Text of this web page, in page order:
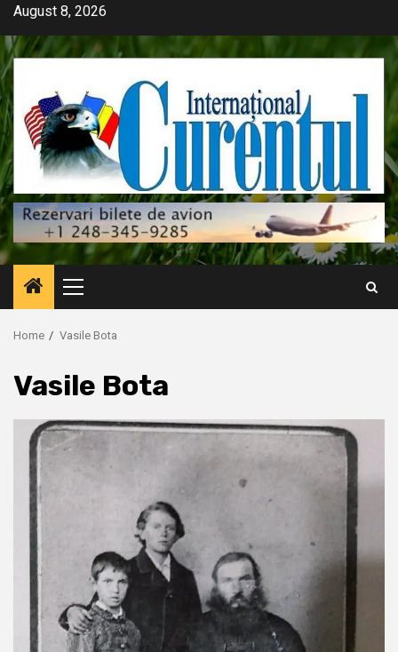
Skip
content
August 8, 2026
Primary
Menu
Home Vasile Bota
Vasile Bota